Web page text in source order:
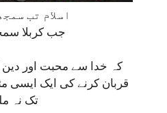
اسلام تب
جب کربلا
کہ خدا سے محبت اور
قربان کرنے کی ایک ایسی
تک نہ